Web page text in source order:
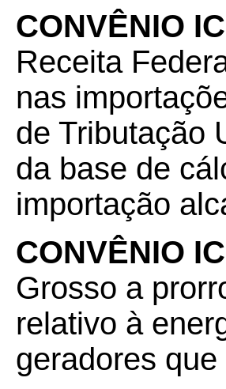
CONVÊNIO
Receita
nas
de Tributação
da base de
importação
CONVÊNIO
Grosso a
relativo à
geradores